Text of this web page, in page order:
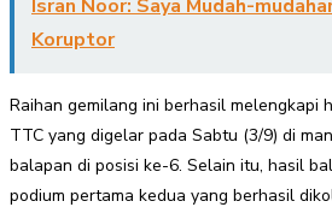
Isran Noor: Saya Mudah-
Koruptor
Raihan gemilang ini berhasil melengkapi
TTC yang digelar pada Sabtu (3/9) di
balapan di posisi ke-6. Selain itu, hasil
podium pertama kedua yang berhasil